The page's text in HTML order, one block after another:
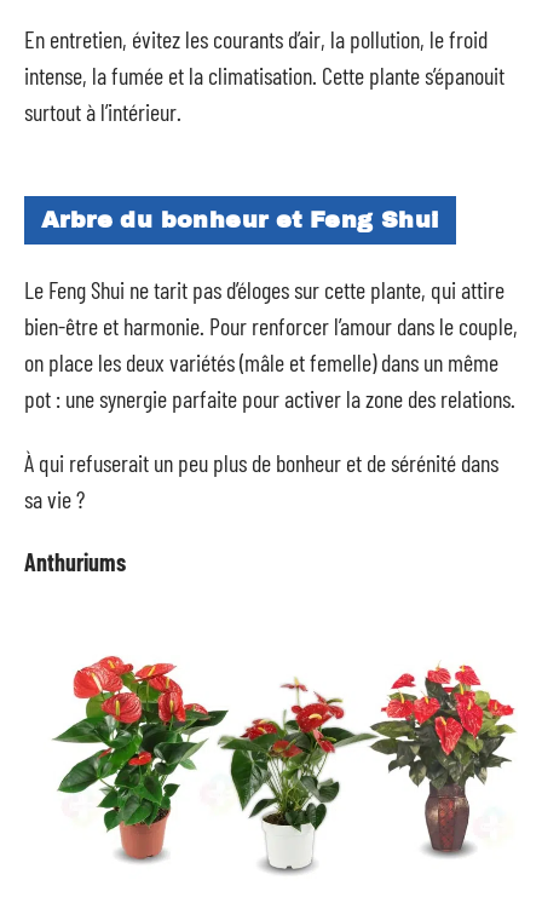
En entretien, évitez les courants d’air, la pollution, le froid
intense, la fumée et la climatisation. Cette plante s’épanouit
surtout à l’intérieur.
Arbre du bonheur et Feng Shui
Le Feng Shui ne tarit pas d’éloges sur cette plante, qui attire
bien-être et harmonie. Pour renforcer l’amour dans le couple,
on place les deux variétés (mâle et femelle) dans un même
pot : une synergie parfaite pour activer la zone des relations.
À qui refuserait un peu plus de bonheur et de sérénité dans
sa vie ?
Anthuriums